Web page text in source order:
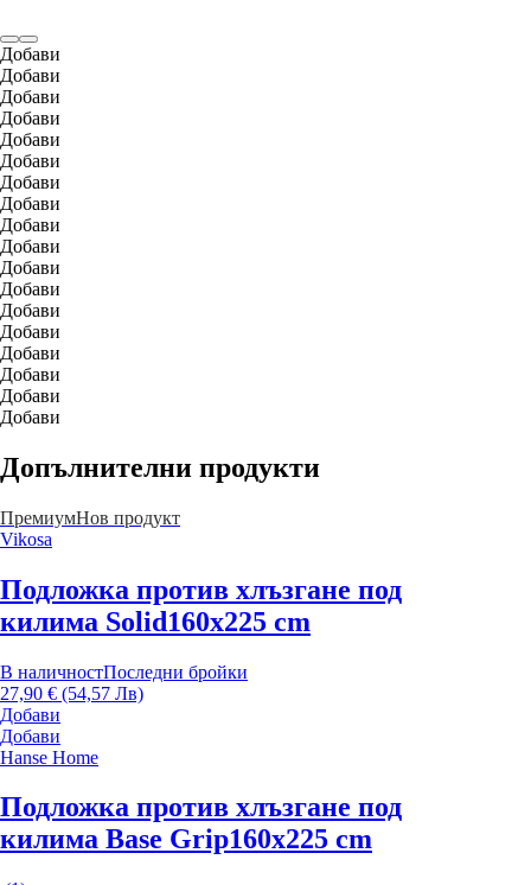
Добави
Добави
Добави
Добави
Добави
Добави
Добави
Добави
Добави
Добави
Добави
Добави
Добави
Добави
Добави
Добави
Добави
Добави
Допълнителни продукти
ПремиумНов продукт
Vikosa
Подложка против хлъзгане под
килима Solid160x225 cm
В наличностПоследни бройки
27,90 € (54,57 Лв)
Добави
Добави
Hanse Home
Подложка против хлъзгане под
килима Base Grip160x225 cm